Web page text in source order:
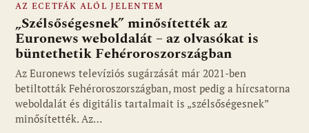
Fotó: media1.hu
AZ ECETFÁK ALÓL JELENTEM
„Szélsőségesnek” minősítették az
Euronews weboldalát – az olvasókat is
büntethetik Fehéroroszországban
Az Euronews televíziós sugárzását már 2021-ben
betiltották Fehéroroszországban, most pedig a hírcsatorna
weboldalát és digitális tartalmait is „szélsőségesnek”
minősítették. Az…